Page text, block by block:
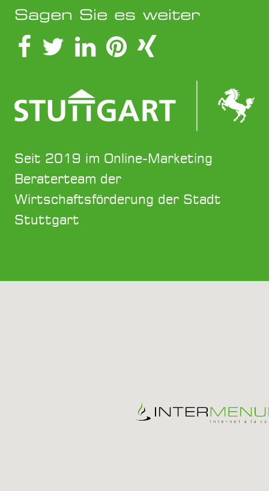
Sagen Sie es weiter
Seit 2019 im Online-Marketing
Beraterteam der
Wirtschaftsförderung der Stadt
Stuttgart